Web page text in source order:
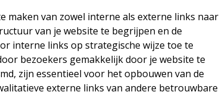
maken van zowel interne als externe links naar
van je website te begrijpen en de
interne links op strategische wijze toe te
bezoekers gemakkelijk door je website te
zijn essentieel voor het opbouwen van de
externe links van andere betrouwbare